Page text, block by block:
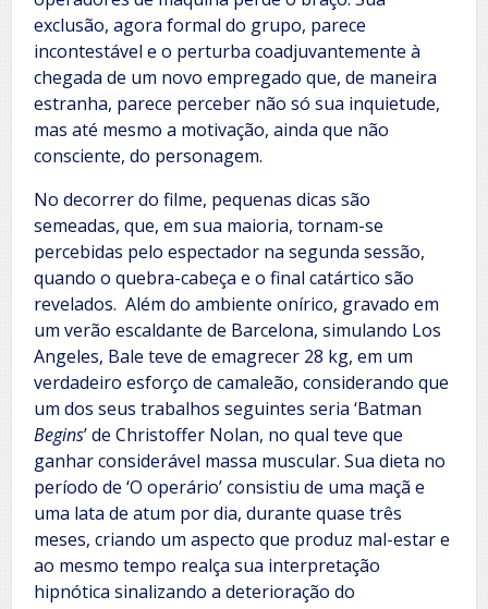
exclusão, agora formal do grupo, parece
incontestável e o perturba coadjuvantemente à
chegada de um novo empregado que, de maneira
estranha, parece perceber não só sua inquietude,
mas até mesmo a motivação, ainda que não
consciente, do personagem.
No decorrer do filme, pequenas dicas são
semeadas, que, em sua maioria, tornam-se
percebidas pelo espectador na segunda sessão,
quando o quebra-cabeça e o final catártico são
revelados. Além do ambiente onírico, gravado em
um verão escaldante de Barcelona, simulando Los
Angeles, Bale teve de emagrecer 28 kg, em um
verdadeiro esforço de camaleão, considerando que
um dos seus trabalhos seguintes seria ‘Batman
Begins’ de Christoffer Nolan, no qual teve que
ganhar considerável massa muscular. Sua dieta no
período de ‘O operário’ consistiu de uma maçã e
uma lata de atum por dia, durante quase três
meses, criando um aspecto que produz mal-estar e
ao mesmo tempo realça sua interpretação
hipnótica sinalizando a deterioração do